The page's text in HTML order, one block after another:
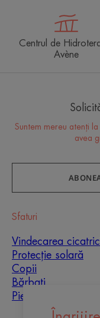
Centrul de
Avène
Suntem mereu atenți
avea
Sfaturi
Vindecarea
Protecție solară
Copii
Bărbați
Piele mixtă